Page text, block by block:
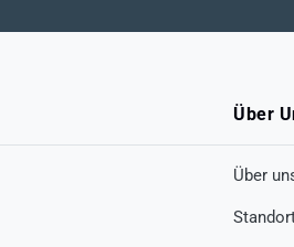
Über
Über